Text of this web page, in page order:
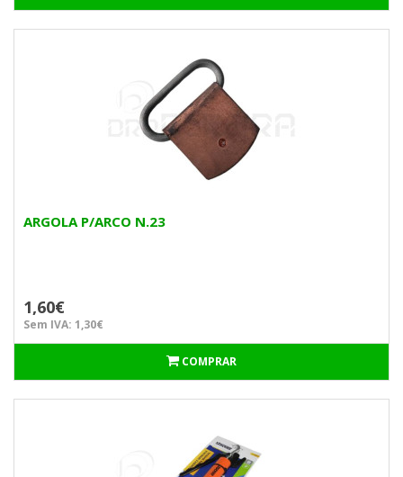
ARGOLA P/ARCO N.23
1,60€
Sem IVA: 1,30€
COMPRAR